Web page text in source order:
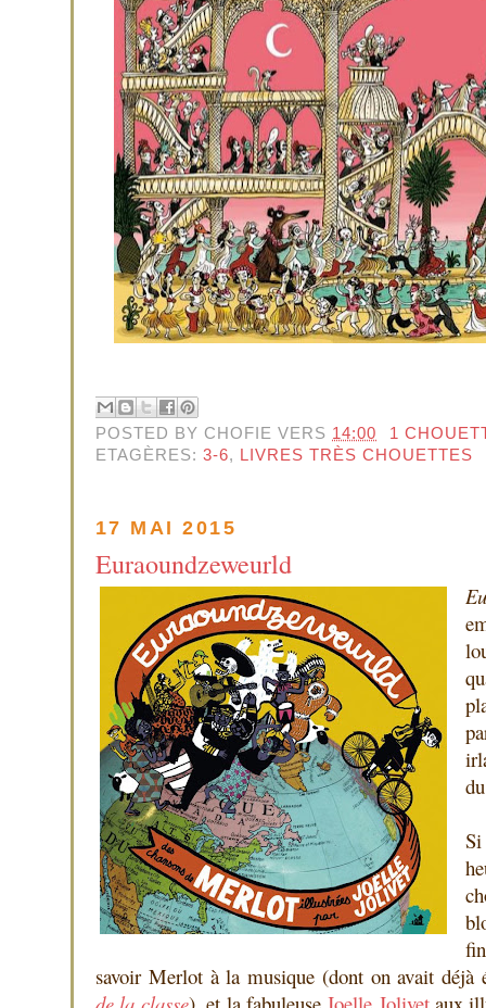
POSTED BY CHOFIE VERS 14:00
1
ETAGÈRES:3-6, LIVRES TRÈS CHOUETTES
17 MAI 2015
Euraoundzeweurld
savoir Merlot à la musique (dont on avait déjà